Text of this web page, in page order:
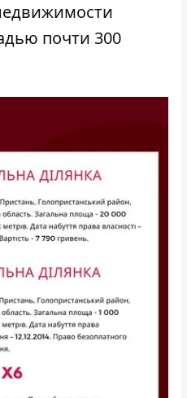
почти 300